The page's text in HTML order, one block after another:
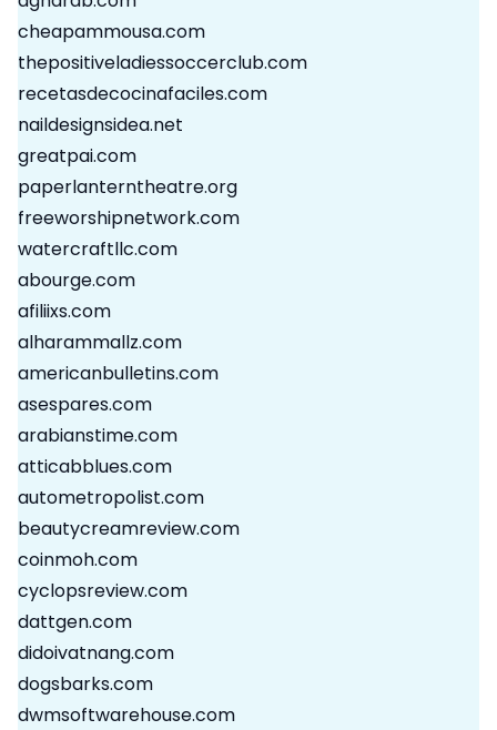
cheapammousa.com
thepositiveladiessoccerclub.com
recetasdecocinafaciles.com
naildesignsidea.net
greatpai.com
paperlanterntheatre.org
freeworshipnetwork.com
watercraftllc.com
abourge.com
afiliixs.com
alharammallz.com
americanbulletins.com
asespares.com
arabianstime.com
atticabblues.com
autometropolist.com
beautycreamreview.com
coinmoh.com
cyclopsreview.com
dattgen.com
didoivatnang.com
dogsbarks.com
dwmsoftwarehouse.com